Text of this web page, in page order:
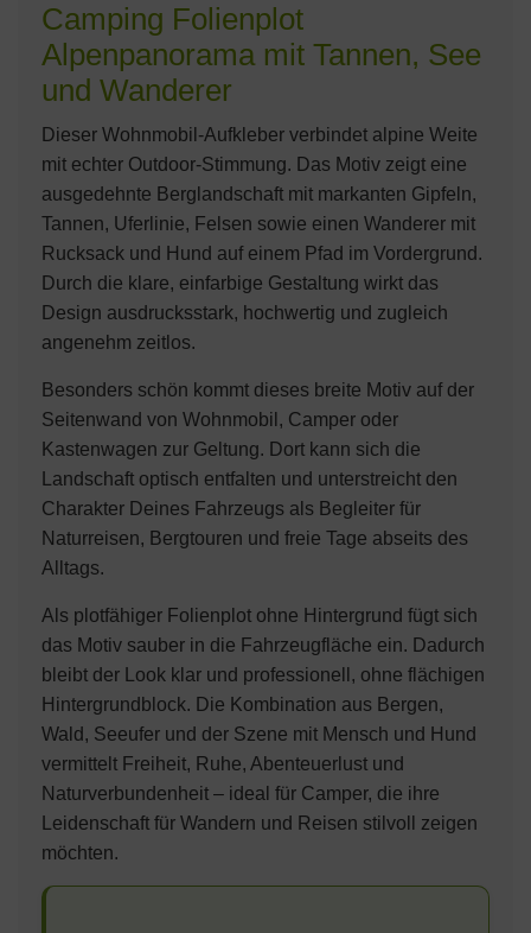
Camping Folienplot
Alpenpanorama mit Tannen, See
und Wanderer
Dieser Wohnmobil-Aufkleber verbindet alpine Weite
mit echter Outdoor-Stimmung. Das Motiv zeigt eine
ausgedehnte Berglandschaft mit markanten Gipfeln,
Tannen, Uferlinie, Felsen sowie einen Wanderer mit
Rucksack und Hund auf einem Pfad im Vordergrund.
Durch die klare, einfarbige Gestaltung wirkt das
Design ausdrucksstark, hochwertig und zugleich
angenehm zeitlos.
Besonders schön kommt dieses breite Motiv auf der
Seitenwand von Wohnmobil, Camper oder
Kastenwagen zur Geltung. Dort kann sich die
Landschaft optisch entfalten und unterstreicht den
Charakter Deines Fahrzeugs als Begleiter für
Naturreisen, Bergtouren und freie Tage abseits des
Alltags.
Als plotfähiger Folienplot ohne Hintergrund fügt sich
das Motiv sauber in die Fahrzeugfläche ein. Dadurch
bleibt der Look klar und professionell, ohne flächigen
Hintergrundblock. Die Kombination aus Bergen,
Wald, Seeufer und der Szene mit Mensch und Hund
vermittelt Freiheit, Ruhe, Abenteuerlust und
Naturverbundenheit – ideal für Camper, die ihre
Leidenschaft für Wandern und Reisen stilvoll zeigen
möchten.